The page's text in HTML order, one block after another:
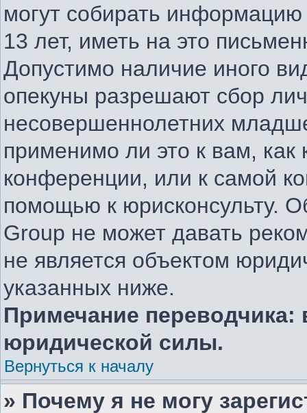
могут собирать
13 лет, иметь на это
Допустимо наличие иного
опекуны разрешают сбор
несовершеннолетних
применимо ли это к вам,
конференции, или к самой
помощью к юрисконсульту.
Group не может давать
не является объектом
указанных ниже.
Примечание переводчика:
юридической силы.
Вернуться к началу
» Почему я не могу